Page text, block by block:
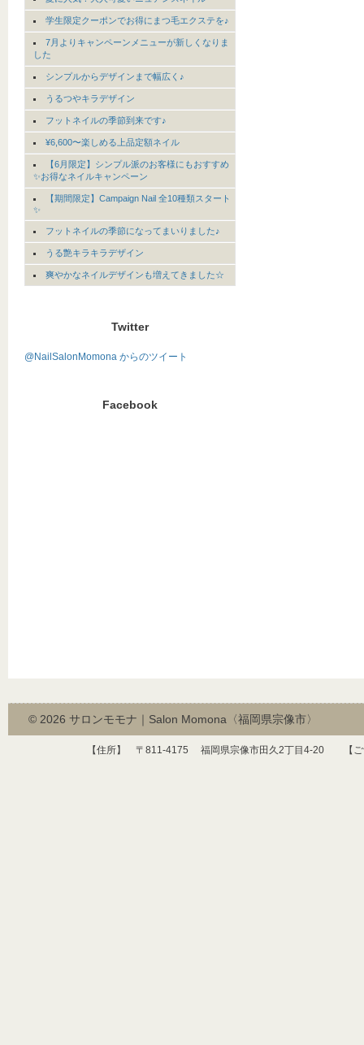
学生限定クーポンでお得にまつ毛エクステを♪
7月よりキャンペーンメニューが新しくなりま
した
シンプルからデザインまで幅広く♪
うるつやキラデザイン
フットネイルの季節到来です♪
¥6,600〜楽しめる上品定額ネイル
【6月限定】シンプル派のお客様にもおすすめ
✨お得なネイルキャンペーン
【期間限定】Campaign Nail 全10種類スタート
✨
フットネイルの季節になってまいりました♪
うる艶キラキラデザイン
爽やかなネイルデザインも増えてきました☆
Twitter
@NailSalonMomona からのツイート
Facebook
© 2026 サロンモモナ｜Salon Momona〈福岡県宗像市〉
【住所】 〒 811-4175 福岡県宗像市田久2丁目 4-20 【ご